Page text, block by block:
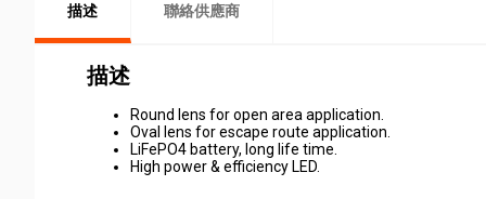
描述 聯絡供應商
描述
Round lens for open area application.
Oval lens for escape route application.
LiFePO4 battery, long life time.
High power & efficiency LED.